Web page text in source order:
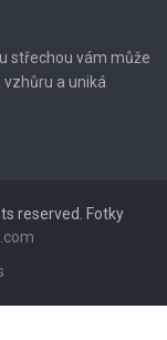
střechou vám může
a uniká
reserved. Fotky